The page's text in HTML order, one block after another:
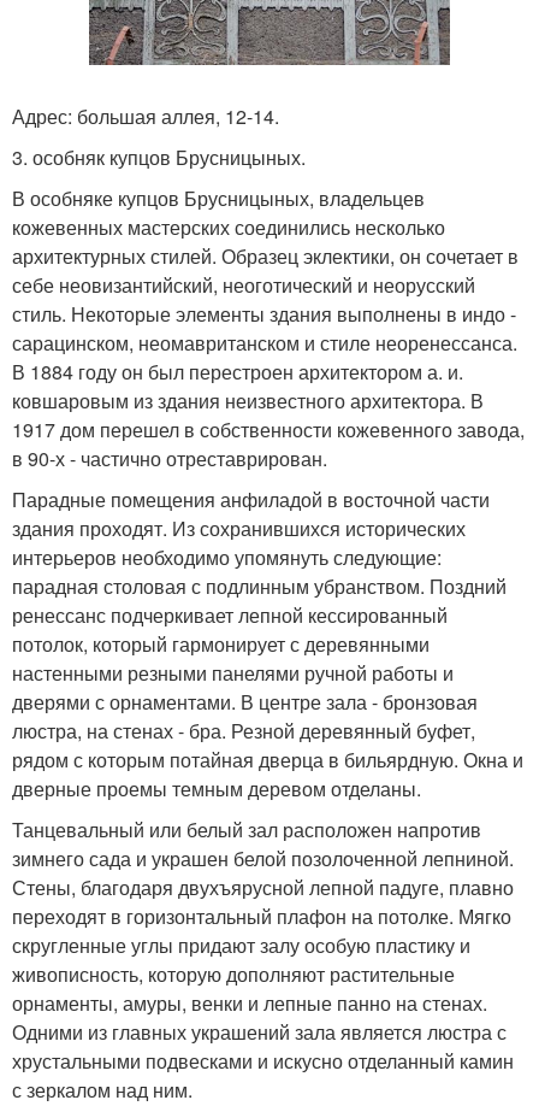
Адрес: большая аллея, 12-14.
3. особняк купцов Брусницыных.
В особняке купцов Брусницыных, владельцев
кожевенных мастерских соединились несколько
архитектурных стилей. Образец эклектики, он сочетает в
себе неовизантийский, неоготический и неорусский
стиль. Некоторые элементы здания выполнены в индо -
сарацинском, неомавританском и стиле неоренессанса.
В 1884 году он был перестроен архитектором а. и.
ковшаровым из здания неизвестного архитектора. В
1917 дом перешел в собственности кожевенного завода,
в 90-х - частично отреставрирован.
Парадные помещения анфиладой в восточной части
здания проходят. Из сохранившихся исторических
интерьеров необходимо упомянуть следующие:
парадная столовая с подлинным убранством. Поздний
ренессанс подчеркивает лепной кессированный
потолок, который гармонирует с деревянными
настенными резными панелями ручной работы и
дверями с орнаментами. В центре зала - бронзовая
люстра, на стенах - бра. Резной деревянный буфет,
рядом с которым потайная дверца в бильярдную. Окна и
дверные проемы темным деревом отделаны.
Танцевальный или белый зал расположен напротив
зимнего сада и украшен белой позолоченной лепниной.
Стены, благодаря двухъярусной лепной падуге, плавно
переходят в горизонтальный плафон на потолке. Мягко
скругленные углы придают залу особую пластику и
живописность, которую дополняют растительные
орнаменты, амуры, венки и лепные панно на стенах.
Одними из главных украшений зала является люстра с
хрустальными подвесками и искусно отделанный камин
с зеркалом над ним.